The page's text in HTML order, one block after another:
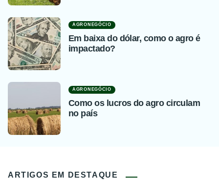
AGRONEGÓCIO
Em baixa do dólar, como o agro é
impactado?
AGRONEGÓCIO
Como os lucros do agro circulam
no país
ARTIGOS EM DESTAQUE